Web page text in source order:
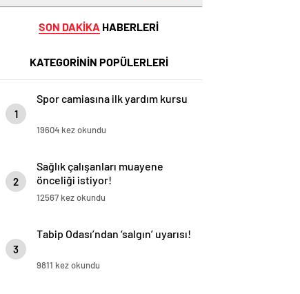
SON DAKİKA HABERLERİ
KATEGORİNİN POPÜLERLERİ
1
Spor camiasına ilk yardım kursu
19604 kez okundu
2
Sağlık çalışanları muayene
önceliği istiyor!
12567 kez okundu
3
Tabip Odası’ndan ‘salgın’ uyarısı!
9811 kez okundu